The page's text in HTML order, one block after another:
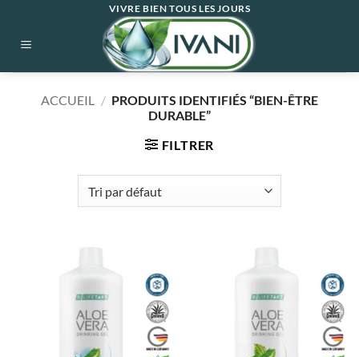
contenu
VIVRE BIEN TOUS LES JOURS
ACCUEIL / PRODUITS IDENTIFIÉS “BIEN-ÊTRE
DURABLE”
FILTRER